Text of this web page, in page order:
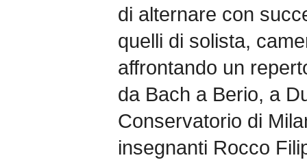
di alternare con
quelli di solista,
affrontando un
da Bach a Berio, a
Conservatorio di
insegnanti Rocco